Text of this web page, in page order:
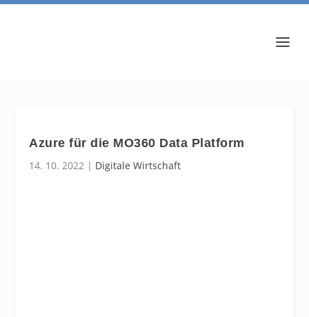
Azure für die MO360 Data Platform
14. 10. 2022 | Digitale Wirtschaft